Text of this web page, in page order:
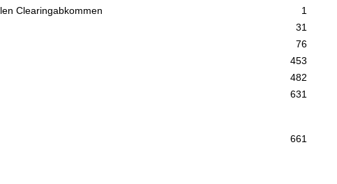
Clearingabkommen
1
31
76
453
482
631
661